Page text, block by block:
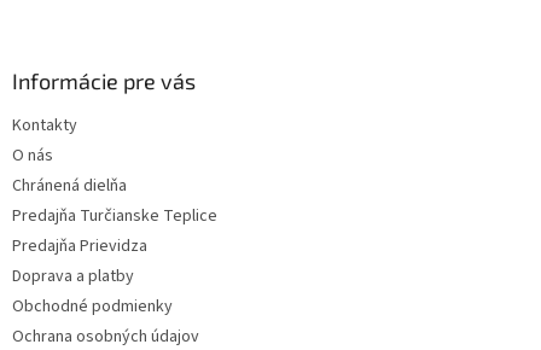
Informácie pre vás
Kontakty
O nás
Chránená dielňa
Predajňa Turčianske Teplice
Predajňa Prievidza
Doprava a platby
Obchodné podmienky
Ochrana osobných údajov